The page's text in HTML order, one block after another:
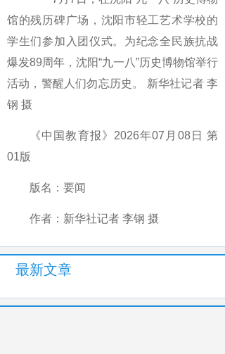
馆的残历碑广场，沈阳市轻工艺术学校的
学生们参加入团仪式。为纪念全民族抗战
爆发89周年，沈阳“九一八”历史博物馆举行
活动，警醒人们勿忘历史。 新华社记者 李
钢 摄
《中国教育报》2026年07月08日 第
01版
版名：要闻
作者：新华社记者 李钢 摄
最新文章